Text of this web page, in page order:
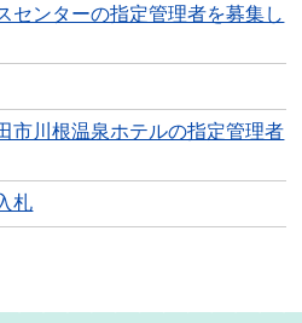
センターの指定管理者を募集し
市川根温泉ホテルの指定管理者
札